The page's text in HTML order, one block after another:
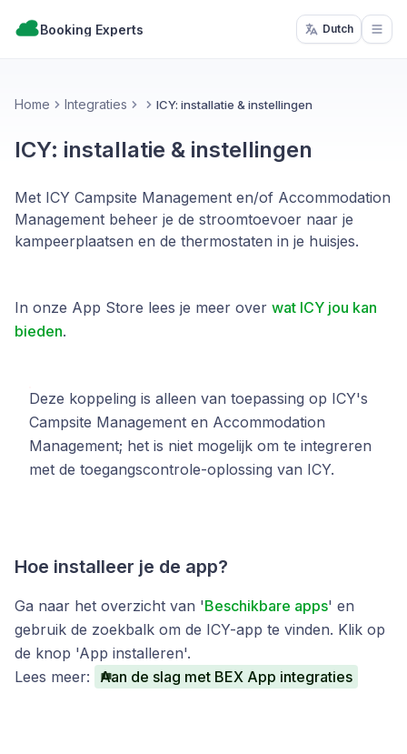
Booking Experts Dutch
Home Integraties ICY: installatie & instellingen
ICY: installatie & instellingen
Met ICY Campsite Management en/of Accommodation
Management beheer je de stroomtoevoer naar je
kampeerplaatsen en de thermostaten in je huisjes.
In onze App Store lees je meer over wat ICY jou kan
bieden.
Deze koppeling is alleen van toepassing op ICY's
Campsite Management en Accommodation
Management; het is niet mogelijk om te integreren
met de toegangscontrole-oplossing van ICY.
Hoe installeer je de app?
Ga naar het overzicht van 'Beschikbare apps' en
gebruik de zoekbalk om de ICY-app te vinden. Klik op
de knop 'App installeren'.
Lees meer:
Aan de slag met BEX App integraties